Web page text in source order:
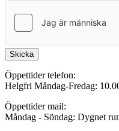
Skicka
Öppettider telefon:
Helgfri Måndag-Fredag:
Öppettider mail:
Måndag - Söndag: Dygnet